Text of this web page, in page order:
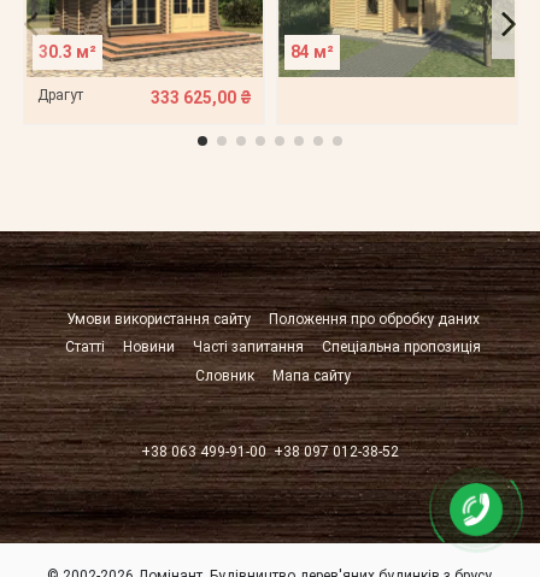
30.3 м²
Драгут 333 625,00 ₴
84 м²
Умови використання сайту
Положення про обробку даних
Статті
Новини Часті запитання
Спеціальна пропозиція
Словник
Мапа сайту
+38 063 499-91-00 +38 097 012-38-52